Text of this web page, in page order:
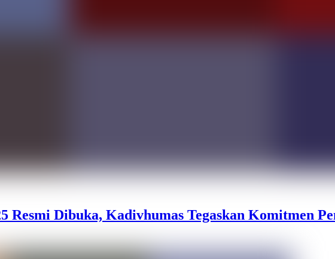
Resmi Dibuka, Kadivhumas Tegaskan Komitmen